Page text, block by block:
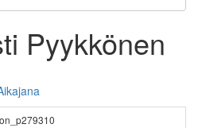
Pyykkönen